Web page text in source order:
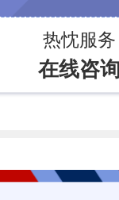
热忱服务
在线咨